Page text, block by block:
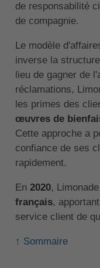
de responsabilité
de compagnie.
Le modèle
inverse la
lieu de gagner de
réclamations,
les primes des
œuvres de
Cette approche a
confiance de ses
rapidement.
En 2020,
français,
service client de
↑ Sommaire